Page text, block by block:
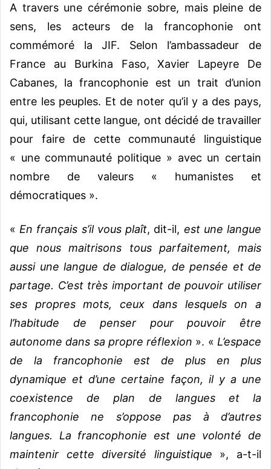
A travers une cérémonie sobre, mais pleine de
sens, les acteurs de la francophonie ont
commémoré la JIF. Selon l’ambassadeur de
France au Burkina Faso, Xavier Lapeyre De
Cabanes, la francophonie est un trait d’union
entre les peuples. Et de noter qu’il y a des pays,
qui, utilisant cette langue, ont décidé de travailler
pour faire de cette communauté linguistique
« une communauté politique » avec un certain
nombre de valeurs « humanistes et
démocratiques ».
« En français s’il vous plaît, dit-il, est une langue
que nous maitrisons tous parfaitement, mais
aussi une langue de dialogue, de pensée et de
partage. C’est très important de pouvoir utiliser
ses propres mots, ceux dans lesquels on a
l’habitude de penser pour pouvoir être
autonome dans sa propre réflexion ». « L’espace
de la francophonie est de plus en plus
dynamique et d’une certaine façon, il y a une
coexistence de plan de langues et la
francophonie ne s’oppose pas à d’autres
langues. La francophonie est une volonté de
maintenir cette diversité linguistique », a-t-il